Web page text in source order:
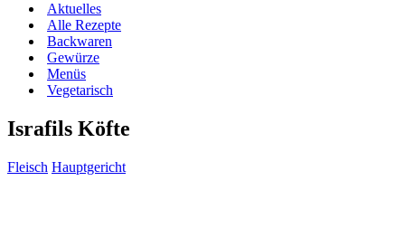
Aktuelles
Alle Rezepte
Backwaren
Gewürze
Menüs
Vegetarisch
Israfils Köfte
Fleisch Hauptgericht